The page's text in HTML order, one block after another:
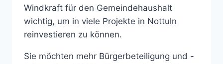
Windkraft für den Gemeindehaushalt
wichtig, um in viele Projekte in Nottuln
reinvestieren zu können.
Sie möchten mehr Bürgerbeteiligung und -